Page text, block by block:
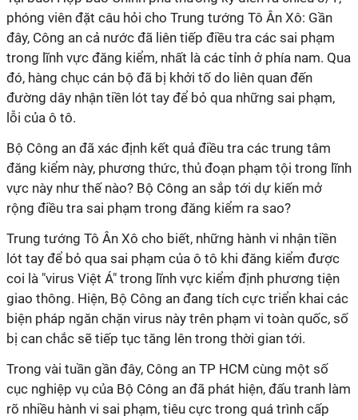
phóng viên đặt câu hỏi cho Trung tướng Tô Ân Xô: Gần
đây, Công an cả nước đã liên tiếp điều tra các sai phạm
trong lĩnh vực đăng kiểm, nhất là các tỉnh ở phía nam. Qua
đó, hàng chục cán bộ đã bị khởi tố do liên quan đến
đường dây nhận tiền lót tay để bỏ qua những sai phạm,
lỗi của ô tô.
Bộ Công an đã xác định kết quả điều tra các trung tâm
đăng kiểm này, phương thức, thủ đoạn phạm tội trong lĩnh
vực này như thế nào? Bộ Công an sắp tới dự kiến mở
rộng điều tra sai phạm trong đăng kiểm ra sao?
Trung tướng Tô Ân Xô cho biết, những hành vi nhận tiền
lót tay để bỏ qua sai phạm của ô tô khi đăng kiểm được
coi là "virus Việt Á" trong lĩnh vực kiểm định phương tiện
giao thông. Hiện, Bộ Công an đang tích cực triển khai các
biện pháp ngăn chặn virus này trên phạm vi toàn quốc, số
bị can chắc sẽ tiếp tục tăng lên trong thời gian tới.
Trong vài tuần gần đây, Công an TP HCM cùng một số
cục nghiệp vụ của Bộ Công an đã phát hiện, đấu tranh làm
rõ nhiều hành vi sai phạm, tiêu cực trong quá trình cấp